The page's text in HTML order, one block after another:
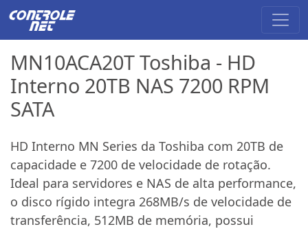
MN10ACA20T Toshiba - HD
Interno 20TB NAS 7200 RPM
SATA
HD Interno MN Series da Toshiba com 20TB de
capacidade e 7200 de velocidade de rotação.
Ideal para servidores e NAS de alta performance,
o disco rígido integra 268MB/s de velocidade de
transferência, 512MB de memória, possui